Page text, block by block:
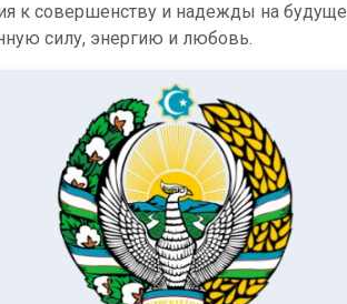
к совершенству и надежды на
силу, энергию и любовь.